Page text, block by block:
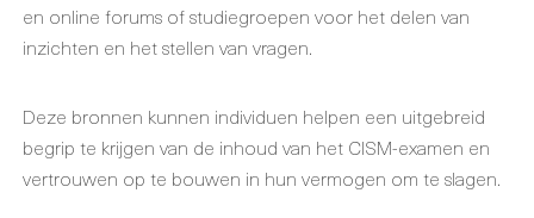
en online forums of studiegroepen voor het delen van
inzichten en het stellen van vragen.
Deze bronnen kunnen individuen helpen een uitgebreid
begrip te krijgen van de inhoud van het CISM-examen en
vertrouwen op te bouwen in hun vermogen om te slagen.